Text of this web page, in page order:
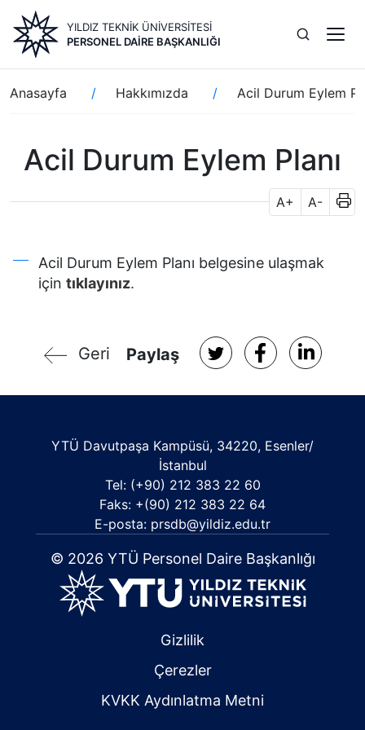
içeriğe
atla
YILDIZ TEKNİK ÜNİVERSİTESİ
PERSONEL DAIRE BAŞKANLIĞI
Sayfa
yolu
Anasayfa Hakkımızda Acil Durum Eylem
Acil Durum Eylem Planı
A+ A-
Acil Durum Eylem Planı belgesine ulaşmak
için tıklayınız.
Geri Paylaş
YTÜ Davutpaşa Kampüsü, 34220, Esenler/
İstanbul
Tel: (+90) 212 383 22 60
Faks: +(90) 212 383 22 64
E-posta: prsdb@yildiz.edu.tr
© 2026 YTÜ Personel Daire Başkanlığı
Gizlilik
Çerezler
KVKK Aydınlatma Metni